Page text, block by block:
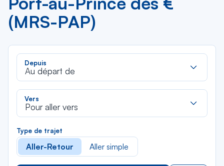
(MRS-PAP)
Depuis
Au départ de
Vers
Pour aller vers
Type de trajet
Aller-Retour Aller simple